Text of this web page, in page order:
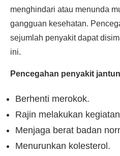
menghindari atau menunda
gangguan kesehatan.
sejumlah penyakit dapat
ini.
Pencegahan penyakit
Berhenti merokok.
Rajin melakukan
Menjaga berat badan
Menurunkan kolesterol.